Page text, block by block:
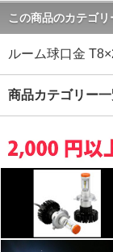
この商品のカテゴリ
ルーム球口金
商品カテゴリー